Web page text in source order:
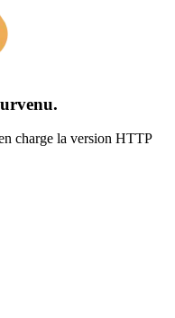
charge la version HTTP